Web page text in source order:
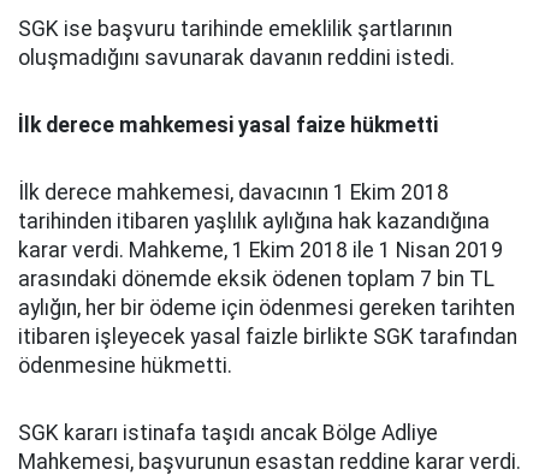
SGK ise başvuru tarihinde emeklilik şartlarının
oluşmadığını savunarak davanın reddini istedi.
İlk derece mahkemesi yasal faize hükmetti
İlk derece mahkemesi, davacının 1 Ekim 2018
tarihinden itibaren yaşlılık aylığına hak kazandığına
karar verdi. Mahkeme, 1 Ekim 2018 ile 1 Nisan 2019
arasındaki dönemde eksik ödenen toplam 7 bin TL
aylığın, her bir ödeme için ödenmesi gereken tarihten
itibaren işleyecek yasal faizle birlikte SGK tarafından
ödenmesine hükmetti.
SGK kararı istinafa taşıdı ancak Bölge Adliye
Mahkemesi, başvurunun esastan reddine karar verdi.